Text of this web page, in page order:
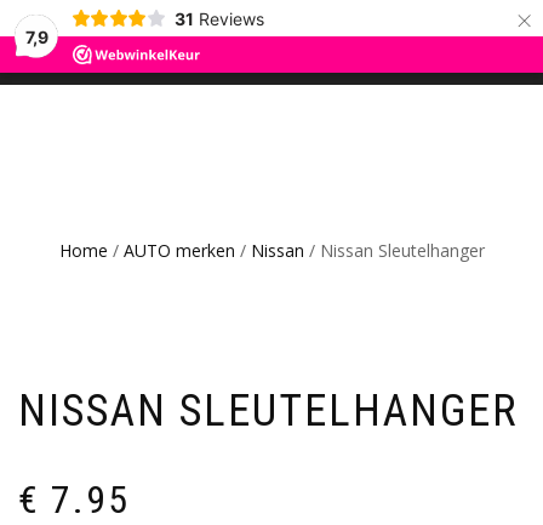
7,9
31 Reviews ×
ROS TRADING
CAR GADGETS AND WANNAHAVES
MENU
Home / AUTO merken / Nissan / Nissan Sleutelhanger
NISSAN SLEUTELHANGER
€ 7.95